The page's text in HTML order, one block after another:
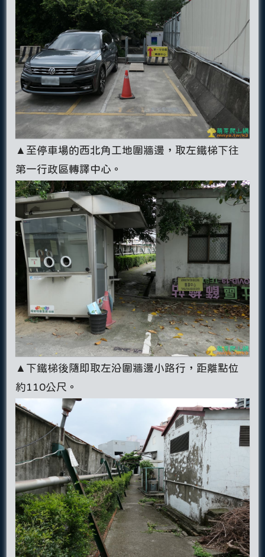
▲至停車場的西北角工地圍牆邊，取左鐵梯下往
第一行政區轉譯中心。
▲下鐵梯後隨即取左沿圍牆邊小路行，距離點位
約110公尺。